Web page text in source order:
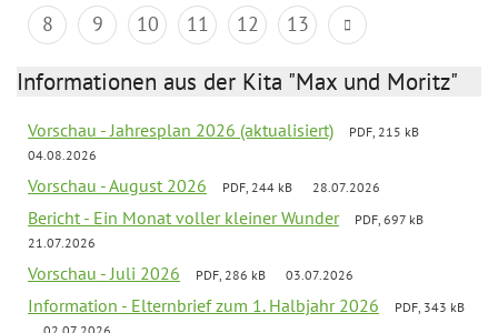
8
9 10 11 12 13
Informationen aus der Kita "Max und Moritz"
Vorschau - Jahresplan 2026 (aktualisiert)
PDF, 215 kB
04.08.2026
Vorschau - August 2026 PDF, 244 kB 28.07.2026
Bericht - Ein Monat voller kleiner Wunder
PDF, 697 kB
21.07.2026
Vorschau - Juli 2026 PDF, 286 kB 03.07.2026
Information - Elternbrief zum 1. Halbjahr 2026
PDF, 343 kB